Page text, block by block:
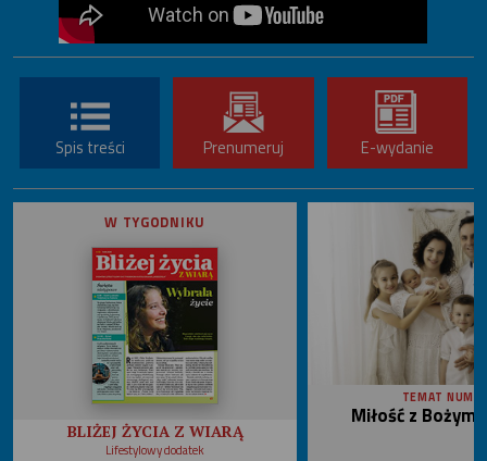
Spis treści Prenumeruj E-wydanie
W TYGODNIKU
BLIŻEJ ŻYCIA Z WIARĄ
Lifestylowy dodatek
TEMAT
Miłość z